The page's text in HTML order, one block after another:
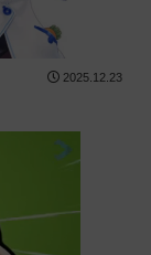
2025.12.23